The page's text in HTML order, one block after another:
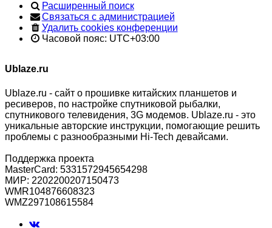
Расширенный поиск
Связаться с администрацией
Удалить cookies конференции
Часовой пояс: UTC+03:00
Ublaze.ru
Ublaze.ru - сайт о прошивке китайских планшетов и
ресиверов, по настройке спутниковой рыбалки,
спутникового телевидения, 3G модемов. Ublaze.ru - это
уникальные авторские инструкции, помогающие решить
проблемы с разнообразными Hi-Tech девайсами.
Поддержка проекта
MasterCard: 5331572945654298
МИР: 2202200207150473
WMR104876608323
WMZ297108615584